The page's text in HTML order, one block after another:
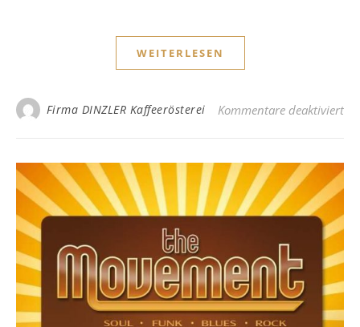
WEITERLESEN
Firma DINZLER Kaffeerösterei Kommentare deaktiviertfür